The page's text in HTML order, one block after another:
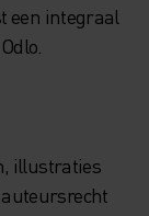
een integraal
illustraties